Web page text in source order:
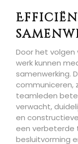
Door het
werk kunnen
samenwerking.
communiceren,
teamleden
verwacht,
en
een verbeterde
besluitvorming